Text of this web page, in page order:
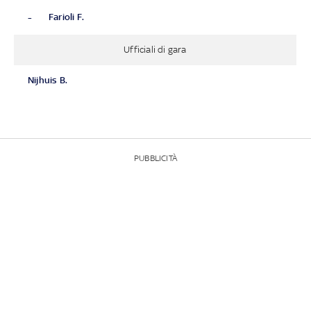
- Farioli F.
Ufficiali di gara
Nijhuis B.
PUBBLICITÀ